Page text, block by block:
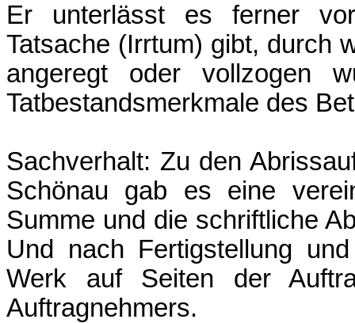
Er unterlässt es ferner
Tatsache (Irrtum) gibt, durch
angeregt oder vollzogen
Tatbestandsmerkmale des
Sachverhalt: Zu den
Schönau gab es eine
Summe und die schriftliche
Und nach Fertigstellung
Werk auf Seiten der
Auftragnehmers.